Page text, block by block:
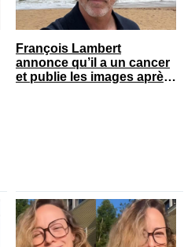
François Lambert
annonce qu’il a un cancer
et publie les images après